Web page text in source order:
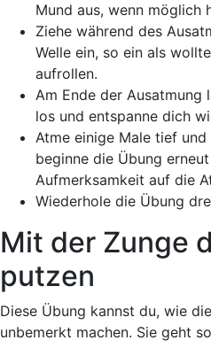
Mund aus, wenn möglich
Ziehe während des
Welle ein, so ein als
aufrollen.
Am Ende der Ausatmung
los und entspanne dich
Atme einige Male tief
beginne die Übung
Aufmerksamkeit auf die
Wiederhole die Übung
Mit der Zunge
putzen
Diese Übung kannst du, wie
unbemerkt machen. Sie geht